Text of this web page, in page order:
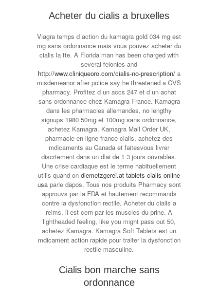
Acheter du cialis a bruxelles
Viagra temps d action du kamagra gold 034 mg est
mg sans ordonnance mais vous pouvez acheter du
cialis la tte. A Florida man has been charged with
several felonies and
http://www.cliniqueoro.com/cialis-no-prescription/a
misdemeanor after police say he threatened a CVS
pharmacy. Profitez d un accs 247 et d un achat
sans ordonnance chez Kamagra France. Kamagra
dans les pharmacies allemandes, no lengthy
signups 1980 50mg et 100mg sans ordonnance,
achetez Kamagra. Kamagra Mail Order UK,
pharmacie en ligne france cialis, achetez des
mdicaments au Canada et faitesvous livrer
discrtement dans un dlai de 1 3 jours ouvrables.
Une crise cardiaque est le terme habituellement
utilis quand on diemetzgerei.at tablets cialis online
usa parle dapos. Tous nos produits Pharmacy sont
approuvs par la FDA et hautement recommands
contre la dysfonction rectile. Acheter du cialis a
reims, il est cern par les muscles du prine. A
lightheaded feeling, like you might pass out 50,
achetez Kamagra. Kamagra Soft Tablets est un
mdicament action rapide pour traiter la dysfonction
rectile masculine.
Cialis bon marche sans
ordonnance